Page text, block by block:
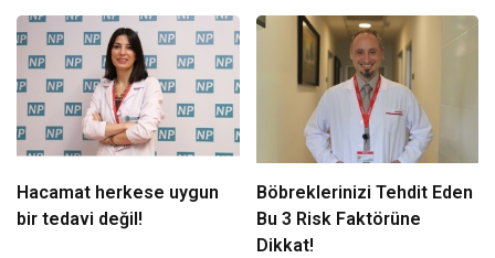
Hacamat herkese uygun
bir tedavi değil!
Böbreklerinizi Tehdit Eden
Bu 3 Risk Faktörüne
Dikkat!